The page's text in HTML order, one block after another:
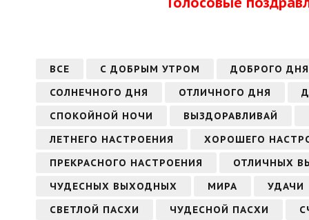
ВСЕ С ДОБРЫМ УТРОМ
ДОБРОГО ДНЯ
СОЛНЕЧНОГО ДНЯ
ОТЛИЧНОГО ДНЯ
СПОКОЙНОЙ НОЧИ
ВЫЗДОРАВЛИВАЙ
ЛЕТНЕГО НАСТРОЕНИЯ
ХОРОШЕГО
ПРЕКРАСНОГО НАСТРОЕНИЯ
ОТЛИЧНЫХ
ЧУДЕСНЫХ ВЫХОДНЫХ
МИРА
УДАЧИ
СВЕТЛОЙ ПАСХИ
ЧУДЕСНОЙ ПАСХИ